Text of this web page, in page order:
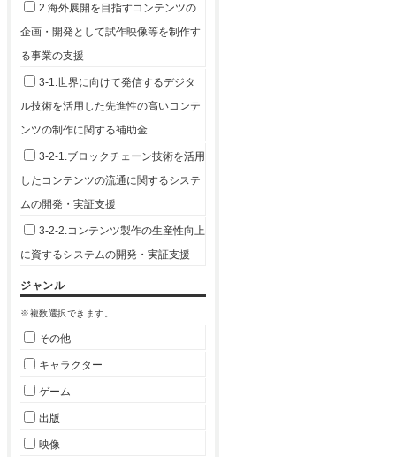
2.海外展開を目指すコンテンツの
企画・開発として試作映像等を制作す
る事業の支援
3-1.世界に向けて発信するデジタ
ル技術を活用した先進性の高いコンテ
ンツの制作に関する補助金
3-2-1.ブロックチェーン技術を活用
したコンテンツの流通に関するシステ
ムの開発・実証支援
3-2-2.コンテンツ製作の生産性向上
に資するシステムの開発・実証支援
ジャンル
※複数選択できます。
その他
キャラクター
ゲーム
出版
映像